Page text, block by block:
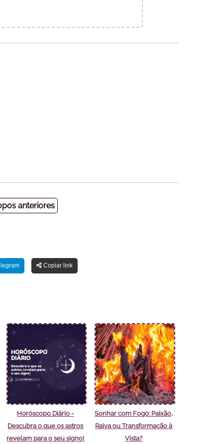
anteriores
Copiar link
Horóscopo Diário -
Descubra o que os astros
revelam para o seu signo!
Sonhar com Fogo: Paixão,
Raiva ou Transformação à
Vista?